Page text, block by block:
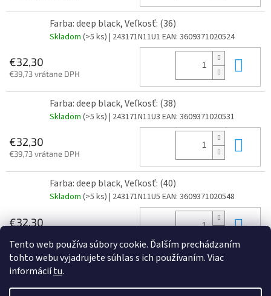
Tento web používa súbory cookie. Ďalším prechádzaním
tohto webu vyjadrujete súhlas s ich používaním. Viac
informáciítu.
Farba: deep black, Veľkosť: (36)
Skladom (>5 ks) | 243171N11U1 EAN: 3609371020524
€32,30
€39,73 vrátane DPH
Farba: deep black, Veľkosť: (38)
Skladom (>5 ks) | 243171N11U3 EAN: 3609371020531
€32,30
€39,73 vrátane DPH
Farba: deep black, Veľkosť: (40)
Skladom (>5 ks) | 243171N11U5 EAN: 3609371020548
€32,30 Do